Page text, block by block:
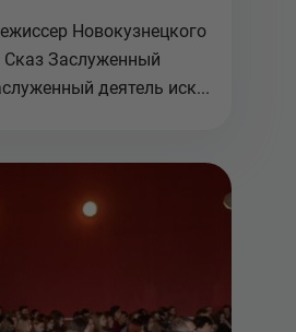
Новокузнецкого
Сказ Заслуженный
деятель иск...